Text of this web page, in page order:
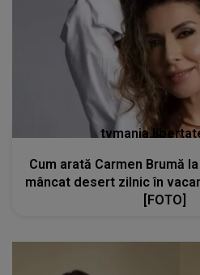
Cum arată Carmen Brumă
mâncat desert zilnic în
[FOTO]